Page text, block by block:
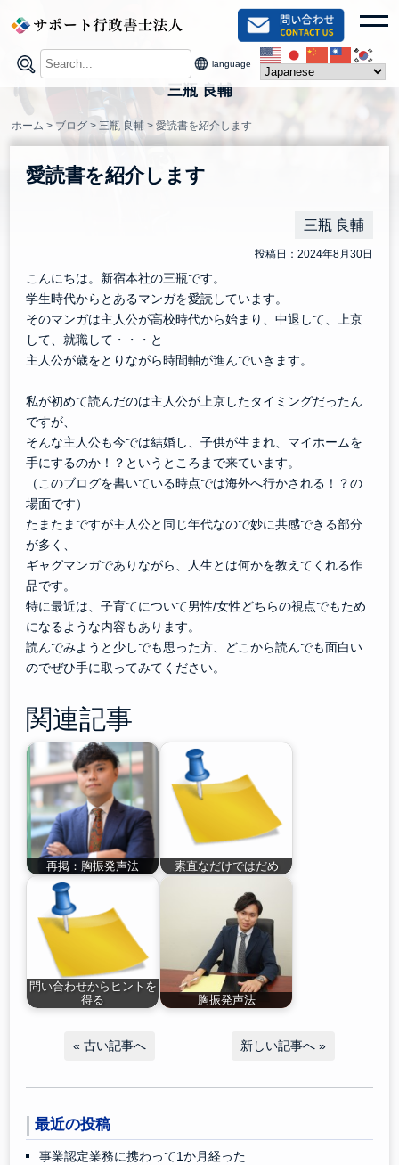
content
language
三瓶 良輔
ホーム > ブログ >三瓶 良輔 >愛読書を紹介します
愛読書を紹介します
投稿日：2024年8月30日
三瓶 良輔
こんにちは。新宿本社の三瓶です。
学生時代からとあるマンガを愛読しています。
そのマンガは主人公が高校時代から始まり、中退して、上京
して、就職して・・・と
主人公が歳をとりながら時間軸が進んでいきます。
私が初めて読んだのは主人公が上京したタイミングだったん
ですが、
そんな主人公も今では結婚し、子供が生まれ、マイホームを
手にするのか！？というところまで来ています。
（このブログを書いている時点では海外へ行かされる！？の
場面です）
たまたまですが主人公と同じ年代なので妙に共感できる部分
が多く、
ギャグマンガでありながら、人生とは何かを教えてくれる作
品です。
特に最近は、子育てについて男性/女性どちらの視点でもため
になるような内容もあります。
読んでみようと少しでも思った方、どこから読んでも面白い
のでぜひ手に取ってみてください。
関連記事
再掲：胸振発声法 素直なだけではだめ
問い合わせからヒントを
得る
胸振発声法
«古い記事へ 新しい記事へ»
最近の投稿
事業認定業務に携わって1か月経った